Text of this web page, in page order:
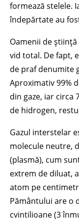
formează stelele.
îndepărtate au
Oamenii de
vid total. De fapt,
de praf denumite
Aproximativ 99%
din gaze, iar circa
de hidrogen,
Gazul interstelar
molecule neutre,
(plasmă), cum
extrem de diluat,
atom pe
Pământului are o
cvintilioane (3